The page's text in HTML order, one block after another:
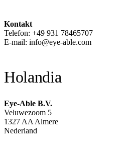
Kontakt
Telefon: +49 931 78465707
E-mail: info@eye-able.com
Holandia
Eye-Able B.V.
Veluwezoom 5
1327 AA Almere
Nederland